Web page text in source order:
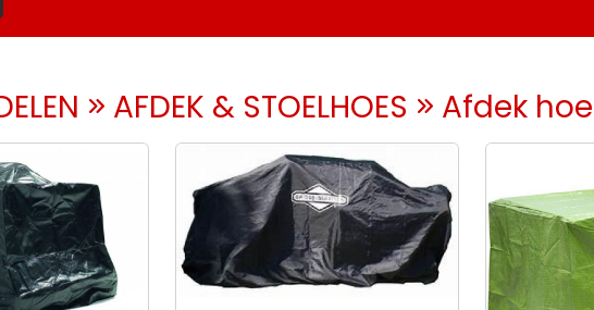
AFDEK & STOELHOES Afdek